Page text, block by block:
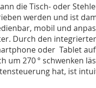
die Tisch- oder
werden und ist
mobil und
Durch den
oder Tablet
um 270 ° schwenken
hat, ist